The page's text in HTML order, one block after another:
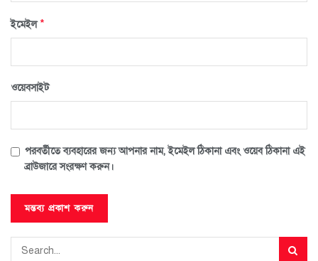
ইমেইল*
ওয়েবসাইট
পরবর্তীতে ব্যবহারের জন্য আপনার নাম, ইমেইল ঠিকানা এবং ওয়েব ঠিকানা এই
ব্রাউজারে সংরক্ষণ করুন।